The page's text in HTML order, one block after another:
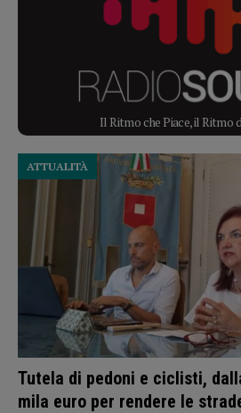
Il Ritmo che Piace, il Ritmo
Tutela di pedoni e ciclisti,
mila euro per rendere le
ATTUALITÀ